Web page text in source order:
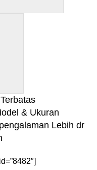
& Ukuran
Lebih dr